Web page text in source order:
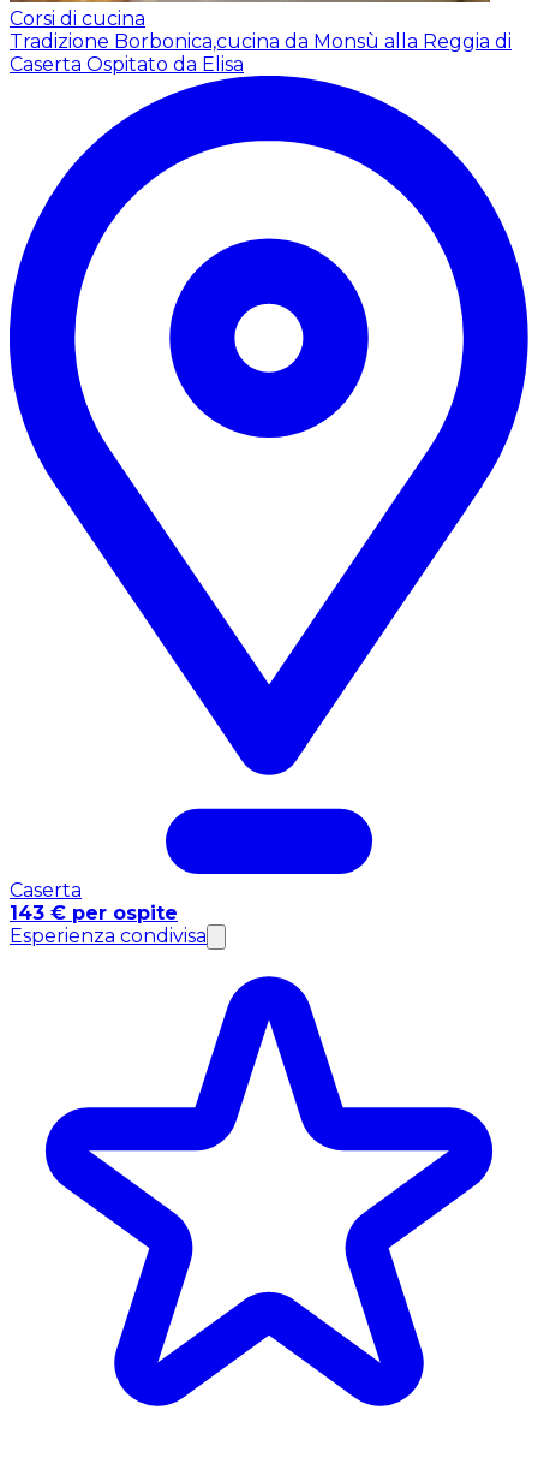
Corsi di cucina
Tradizione Borbonica,cucina da Monsù alla Reggia di
Caserta Ospitato da Elisa
Caserta
143 € per ospite
Esperienza condivisa